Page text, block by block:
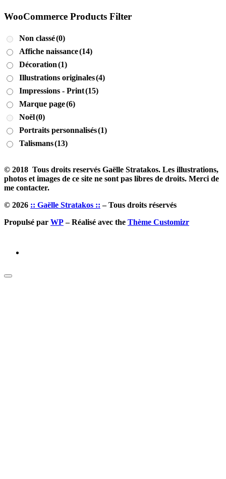
WooCommerce Products Filter
Non classé(0)
Affiche naissance(14)
Décoration(1)
Illustrations originales(4)
Impressions - Print(15)
Marque page(6)
Noël(0)
Portraits personnalisés(1)
Talismans(13)
© 2018 Tous droits reservés Gaëlle Stratakos. Les illustrations,
photos et images de ce site ne sont pas libres de droits. Merci de
me contacter.
© 2026 :: Gaëlle Stratakos :: – Tous droits réservés
Propulsé par WP– Réalisé avec the Thème Customizr